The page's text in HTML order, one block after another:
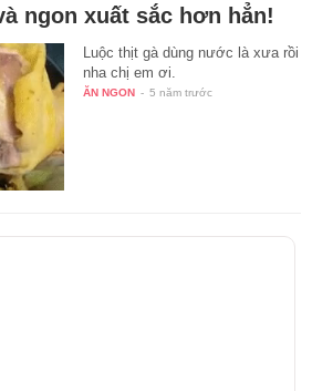
ngon xuất sắc hơn hẳn!
Luộc thịt gà dùng nước là xưa rồi
nha chị em ơi.
ĂN NGON - 5 năm trước